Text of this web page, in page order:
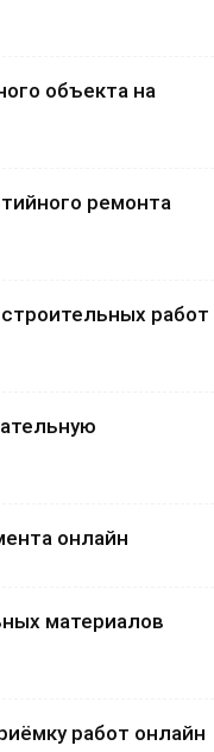
объекта на
ремонта
работ
онлайн
материалов
работ онлайн